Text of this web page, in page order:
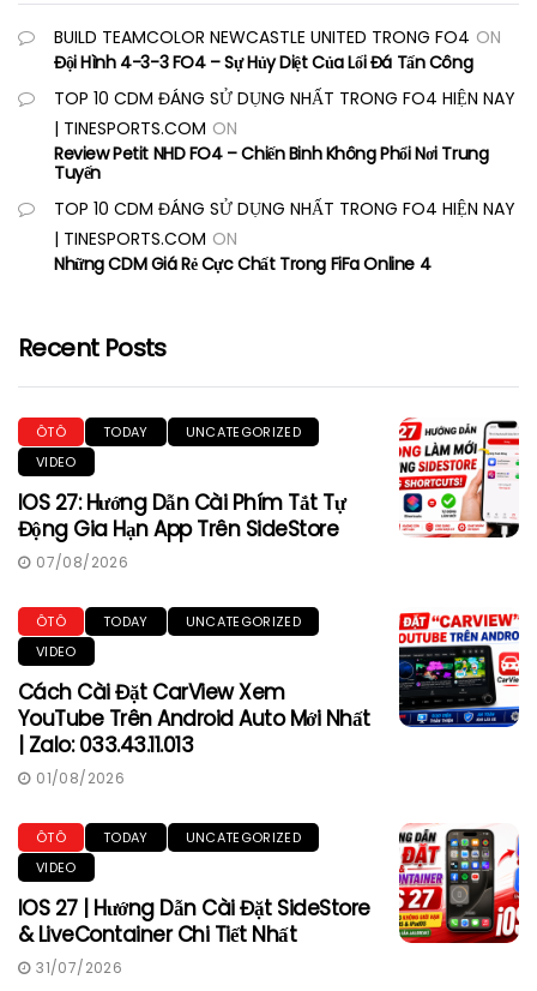
BUILD TEAMCOLOR NEWCASTLE UNITED TRONG FO4 ON
Đội Hình 4-3-3 FO4 – Sự Hủy Diệt Của Lối Đá Tấn Công
TOP 10 CDM ĐÁNG SỬ DỤNG NHẤT TRONG FO4 HIỆN NAY
| TINESPORTS.COM ON
Review Petit NHD FO4 – Chiến Binh Không Phổi Nơi Trung
Tuyến
TOP 10 CDM ĐÁNG SỬ DỤNG NHẤT TRONG FO4 HIỆN NAY
| TINESPORTS.COM ON
Những CDM Giá Rẻ Cực Chất Trong FiFa Online 4
Recent Posts
ÔTÔ TODAY
UNCATEGORIZED
VIDEO
IOS 27: Hướng Dẫn Cài Phím Tắt Tự
Động Gia Hạn App Trên SideStore
07/08/2026
ÔTÔ TODAY
UNCATEGORIZED
VIDEO
Cách Cài Đặt CarView Xem
YouTube Trên Android Auto Mới Nhất
| Zalo: 033.43.11.013
01/08/2026
ÔTÔ TODAY
UNCATEGORIZED
VIDEO
IOS 27 | Hướng Dẫn Cài Đặt SideStore
& LiveContainer Chi Tiết Nhất
31/07/2026